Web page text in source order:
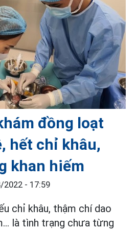
đồng loạt
hết chỉ khâu,
khan hiếm
2022 - 17:59
chỉ khâu, thậm chí dao
là tình trạng chưa từng